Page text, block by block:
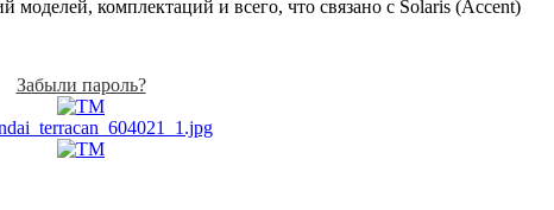
комплектаций и всего, что связано с Solaris (Accent)
Забыли пароль?